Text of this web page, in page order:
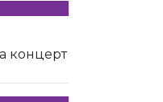
концерт